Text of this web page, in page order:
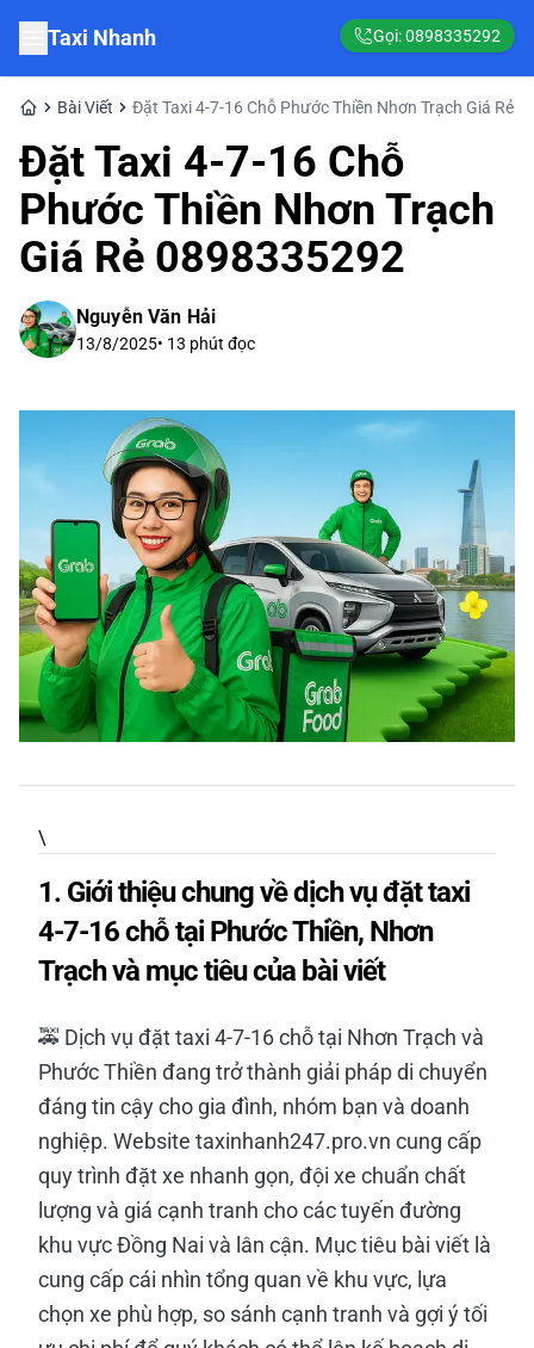
Taxi Nhanh Gọi:0898335292
Bài Viết Đặt Taxi 4-7-16 Chỗ Phước Thiền Nhơn Trạch Giá Rẻ
Đặt Taxi 4-7-16 Chỗ
Phước Thiền Nhơn Trạch
Giá Rẻ 0898335292
Nguyễn Văn Hải
13/8/2025• 13 phút đọc
\
1. Giới thiệu chung về dịch vụ đặt taxi
4-7-16 chỗ tại Phước Thiền, Nhơn
Trạch và mục tiêu của bài viết
🚕 Dịch vụ đặt taxi 4-7-16 chỗ tại Nhơn Trạch và
Phước Thiền đang trở thành giải pháp di chuyển
đáng tin cậy cho gia đình, nhóm bạn và doanh
nghiệp. Website taxinhanh247.pro.vn cung cấp
quy trình đặt xe nhanh gọn, đội xe chuẩn chất
lượng và giá cạnh tranh cho các tuyến đường
khu vực Đồng Nai và lân cận. Mục tiêu bài viết là
cung cấp cái nhìn tổng quan về khu vực, lựa
chọn xe phù hợp, so sánh cạnh tranh và gợi ý tối